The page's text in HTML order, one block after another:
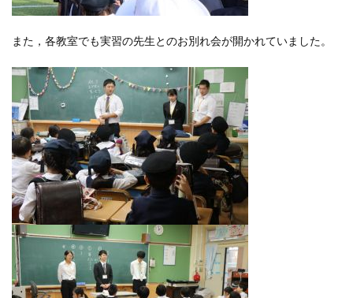
また，各教室でも実習の先生とのお別れ会が開かれていました。